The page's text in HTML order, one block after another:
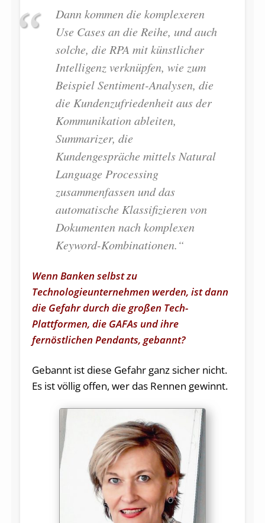
Dann kommen die komplexeren
Use Cases an die Reihe, und auch
solche, die RPA mit künstlicher
Intelligenz verknüpfen, wie zum
Beispiel Sentiment-Analysen, die
die Kundenzufriedenheit aus der
Kommunikation ableiten,
Summarizer, die
Kundengespräche mittels Natural
Language Processing
zusammenfassen und das
automatische Klassifizieren von
Dokumenten nach komplexen
Keyword-Kombinationen.“
Wenn Banken selbst zu
Technologieunternehmen werden, ist dann
die Gefahr durch die großen Tech-
Plattformen, die GAFAs und ihre
fernöstlichen Pendants, gebannt?
Gebannt ist diese Gefahr ganz sicher nicht.
Es ist völlig offen, wer das Rennen gewinnt.